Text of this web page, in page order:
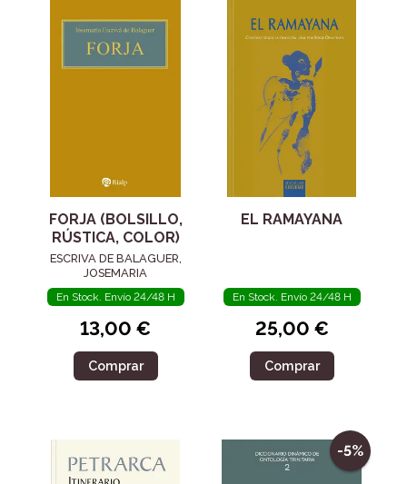
FORJA (BOLSILLO,
RÚSTICA, COLOR)
ESCRIVA DE BALAGUER,
JOSEMARIA
En Stock. Envío 24/48 H
13,00 €
Comprar
EL RAMAYANA
En Stock. Envío 24/48 H
25,00 €
Comprar
-5%